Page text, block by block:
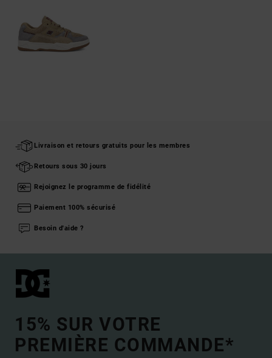
Livraison et retours gratuits pour les membres
Retours sous 30 jours
Rejoignez le programme de fidélité
Paiement 100% sécurisé
Besoin d'aide ?
15% SUR VOTRE
PREMIÈRE COMMANDE*